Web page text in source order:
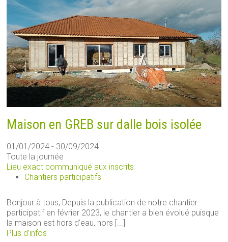
Maison en GREB sur dalle bois isolée
01/01/2024 - 30/09/2024
Toute la journée
Lieu exact communiqué aux inscrits
Chantiers participatifs
Bonjour à tous, Depuis la publication de notre chantier
participatif en février 2023, le chantier a bien évolué puisque
la maison est hors d'eau, hors [...]
Plus d’infos